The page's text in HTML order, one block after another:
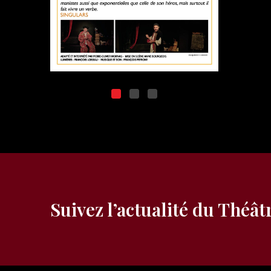
Suivez l’actualité du